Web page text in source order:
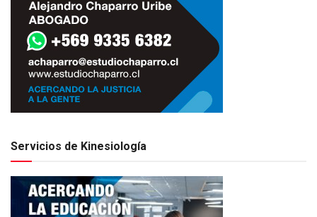
Servicios de Kinesiología